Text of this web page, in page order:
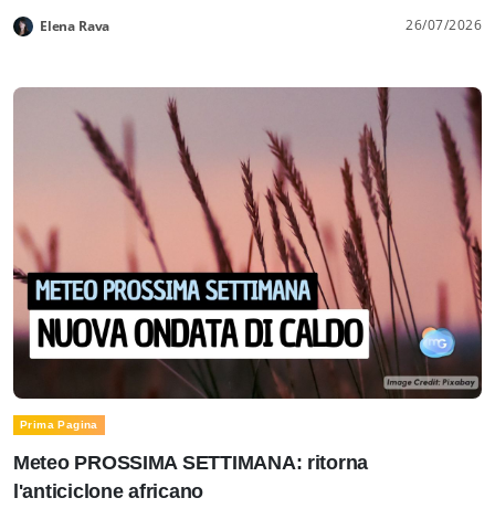
Elena Rava 26/07/2026
Prima Pagina
Meteo PROSSIMA SETTIMANA: ritorna
l'anticiclone africano